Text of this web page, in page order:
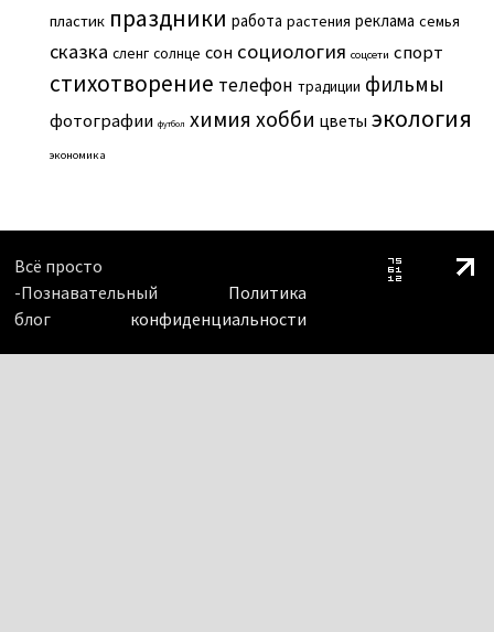
пластик праздники работа растения реклама семья
сказка сленг солнце сон социология соцсети спорт
стихотворение телефон традиции фильмы
фотографии футбол химия хобби цветы экология
экономика
Всё просто
-Познавательный
блог
Политика
конфиденциальности